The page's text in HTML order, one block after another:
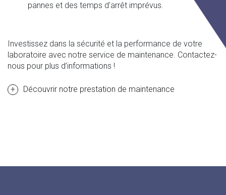
pannes et des temps d'arrêt imprévus.
Investissez dans la sécurité et la performance de votre
laboratoire avec notre service de maintenance. Contactez-
nous pour plus d’informations !
Découvrir notre prestation de maintenance